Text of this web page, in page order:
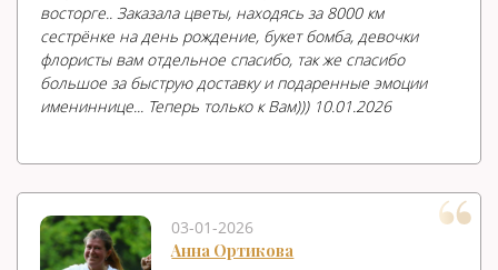
восторге.. Заказала цветы, находясь за 8000 км
сестрёнке на день рождение, букет бомба, девочки
флористы вам отдельное спасибо, так же спасибо
большое за быструю доставку и подаренные эмоции
имениннице... Теперь только к Вам))) 10.01.2026
03-01-2026
Анна Ортикова